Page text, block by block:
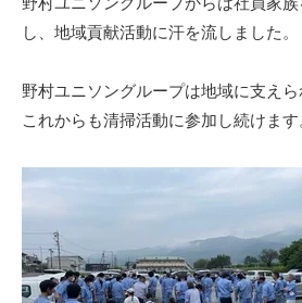
し、地域貢献活動に汗を流しました。
野村ユニソングループは地域に支えら
これからも清掃活動に参加し続けます